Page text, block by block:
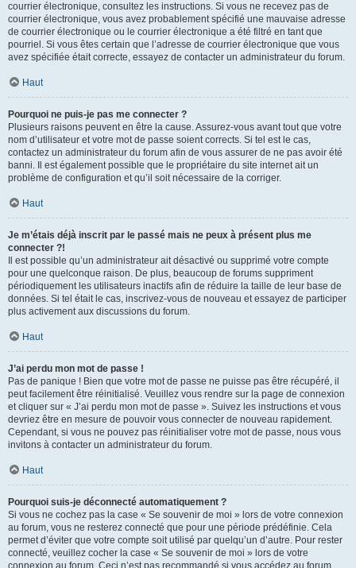
courrier électronique, consultez les instructions. Si vous ne recevez pas de
courrier électronique, vous avez probablement spécifié une mauvaise adresse
de courrier électronique ou le courrier électronique a été filtré en tant que
pourriel. Si vous êtes certain que l’adresse de courrier électronique que vous
avez spécifiée était correcte, essayez de contacter un administrateur du forum.
Haut
Pourquoi ne puis-je pas me connecter ?
Plusieurs raisons peuvent en être la cause. Assurez-vous avant tout que votre
nom d’utilisateur et votre mot de passe soient corrects. Si tel est le cas,
contactez un administrateur du forum afin de vous assurer de ne pas avoir été
banni. Il est également possible que le propriétaire du site internet ait un
problème de configuration et qu’il soit nécessaire de la corriger.
Haut
Je m’étais déjà inscrit par le passé mais ne peux à présent plus me
connecter ?!
Il est possible qu’un administrateur ait désactivé ou supprimé votre compte
pour une quelconque raison. De plus, beaucoup de forums suppriment
périodiquement les utilisateurs inactifs afin de réduire la taille de leur base de
données. Si tel était le cas, inscrivez-vous de nouveau et essayez de participer
plus activement aux discussions du forum.
Haut
J’ai perdu mon mot de passe !
Pas de panique ! Bien que votre mot de passe ne puisse pas être récupéré, il
peut facilement être réinitialisé. Veuillez vous rendre sur la page de connexion
et cliquer sur « J’ai perdu mon mot de passe ». Suivez les instructions et vous
devriez être en mesure de pouvoir vous connecter de nouveau rapidement.
Cependant, si vous ne pouvez pas réinitialiser votre mot de passe, nous vous
invitons à contacter un administrateur du forum.
Haut
Pourquoi suis-je déconnecté automatiquement ?
Si vous ne cochez pas la case « Se souvenir de moi » lors de votre connexion
au forum, vous ne resterez connecté que pour une période prédéfinie. Cela
permet d’éviter que votre compte soit utilisé par quelqu’un d’autre. Pour rester
connecté, veuillez cocher la case « Se souvenir de moi » lors de votre
connexion au forum. Ceci n’est pas recommandé si vous accédez au forum